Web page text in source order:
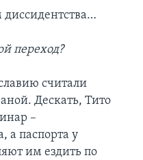
переход?
считали
Дескать, Тито
–
а паспорта у
им ездить по